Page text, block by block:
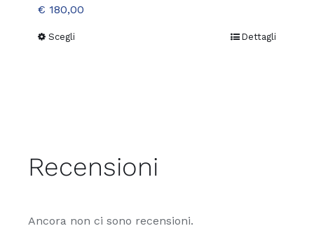
€ 180,00
ScegliQuesto
possono
scelte
Dettagli
Recensioni
Ancora non ci sono recensioni.